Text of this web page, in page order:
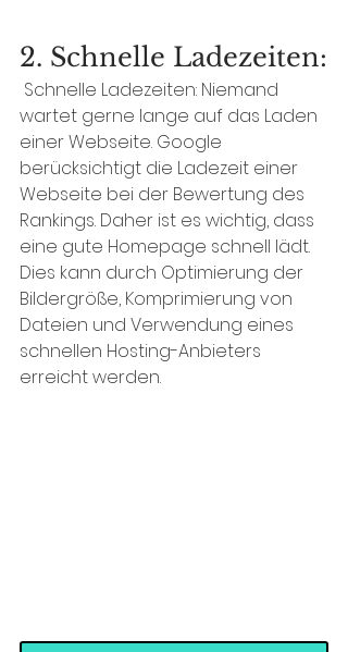
2. Schnelle Ladezeiten:
wartet gerne lange auf das Laden
einer Webseite. Google
berücksichtigt die Ladezeit einer
Webseite bei der Bewertung des
Rankings. Daher ist es wichtig, dass
eine gute Homepage schnell lädt.
Dies kann durch Optimierung der
Bildergröße, Komprimierung von
Dateien und Verwendung eines
schnellen Hosting-Anbieters
erreicht werden.